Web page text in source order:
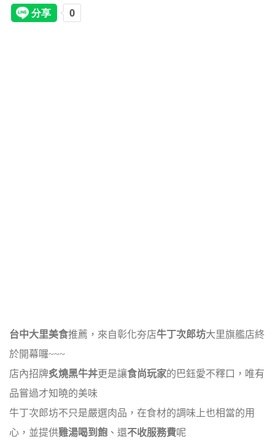
台中大里美食推薦，來自彰化夯店牛丁次郎坊大里旗艦店終
於開幕囉~~~
店內招牌炙燒黑牛丼更是讓食尚玩家的巴鈺愛不釋口，唯有
品嘗過才知曉的美味
牛丁次郎坊不只是嚴選肉品，在食材的調味上也相當的用
心，並提供雞湯喝到飽 、還不收服務費呢